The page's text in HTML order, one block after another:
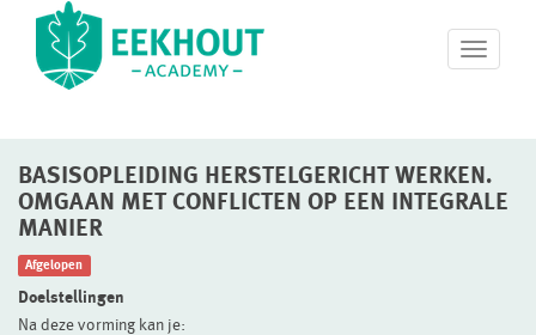
T
o
e
n
BASISOPLEIDING HERSTELGERICHT WERKEN.
OMGAAN MET CONFLICTEN OP EEN INTEGRALE
MANIER
Afgelopen
Doelstellingen
Na deze vorming kan je: